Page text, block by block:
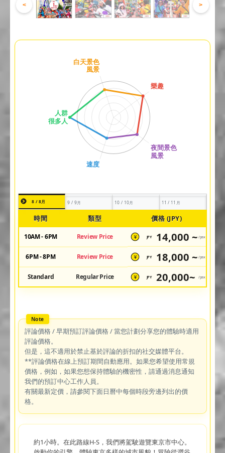
< >
8 / 8月 9 / 9月 10 / 10月 11 / 11月
時間 類型 價格 (JPY)
10AM - 6PM Review Price ¥ JPY 14,000 ~ /pax
6PM - 8PM Review Price ¥ JPY 18,000 ~ /pax
Standard Regular Price ¥ JPY 20,000~ /pax
評論價格 / 早期預訂評論價格 / 當您計劃分享您的體驗時適用
評論價格。
但是，這不適用於禁止基於評論的折扣的社交媒體平台。
**評論價格在線上預訂期間自動應用。如果您希望使用常規
價格，例如，如果您想保持體驗的機密性，請通過消息通知
我們的預訂中心工作人員。
有關最新定價，請參閱下面日曆中每個時段旁邊列出的價
格。
約1小時。在此路線H-S，我們將駕駛遊覽東京市中心。